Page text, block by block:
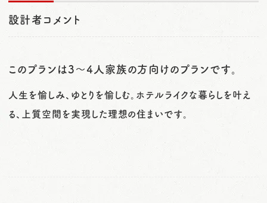
設計者コメント
このプランは3～4人家族の方向けのプランです。
人生を愉しみ、ゆとりを愉しむ。ホテルライクな暮らしを叶え
る、上質空間を実現した理想の住まいです。